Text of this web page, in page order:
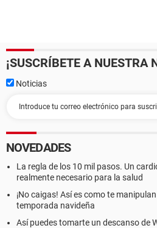
¡SUSCRÍBETE A NUESTRA
Noticias
NOVEDADES
La regla de los 10 mil pasos. Un
realmente necesario para la salud
¡No caigas! Así es como te
temporada navideña
Así puedes tomarte un descanso de